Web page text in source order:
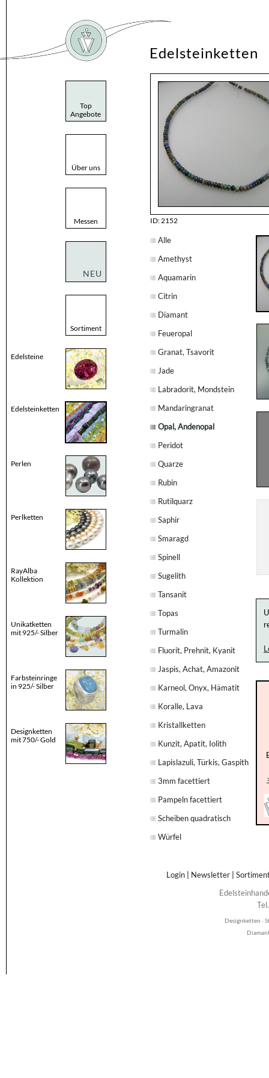
Top
Angebote
Über uns
Messen
NEU
Sortiment
Edelsteine
Edelsteinketten
Perlen
Perlketten
RayAlba
Kollektion
Unikatketten
mit 925/- Silber
Farbsteinringe
in 925/- Silber
Designketten
mit 750/- Gold
Edelsteinketten
ID: 2152
Alle
Amethyst
Aquamarin
Citrin
Diamant
Feueropal
Granat, Tsavorit
Jade
Labradorit, Mondstein
Mandaringranat
Opal, Andenopal
Peridot
Quarze
Rubin
Rutilquarz
Saphir
Smaragd
Spinell
Sugelith
Tansanit
Topas
Turmalin
Fluorit, Prehnit, Kyanit
Jaspis, Achat, Amazonit
Karneol, Onyx, Hämatit
Koralle, Lava
Kristallketten
Kunzit, Apatit, Iolith
Lapislazuli, Türkis, Gaspith
3mm facettiert
Pampeln facettiert
Scheiben quadratisch
Würfel
Login Newsletter |
Designketten ·